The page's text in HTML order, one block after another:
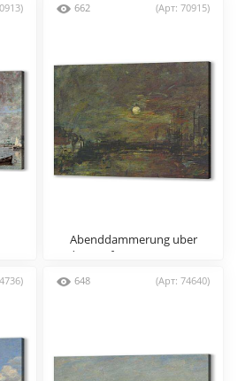
662 (Арт: 70915)
Abenddammerung uber
dem Hafen von Le Havre
648 (Арт: 74640)